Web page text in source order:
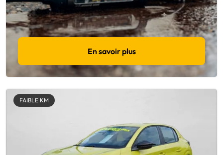
En savoir plus
FAIBLE KM